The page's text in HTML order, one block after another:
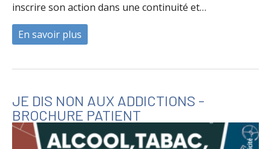
inscrire son action dans une continuité et…
En savoir plus
JE DIS NON AUX ADDICTIONS -
BROCHURE PATIENT